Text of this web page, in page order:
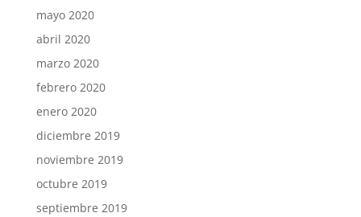
mayo 2020
abril 2020
marzo 2020
febrero 2020
enero 2020
diciembre 2019
noviembre 2019
octubre 2019
septiembre 2019